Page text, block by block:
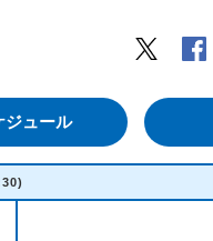
Twitter
ジュール